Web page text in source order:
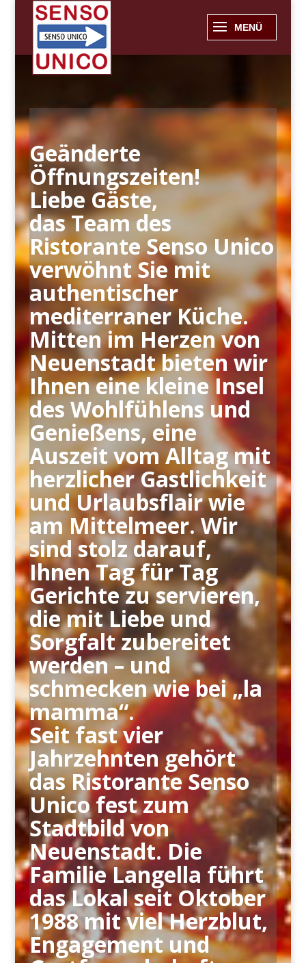
Geänderte
Öffnungszeiten!
Liebe Gäste,
das Team des
Ristorante Senso Unico
verwöhnt Sie mit
authentischer
mediterraner Küche.
Mitten im Herzen von
Neuenstadt bieten wir
Ihnen eine kleine Insel
des Wohlfühlens und
Genießens, eine
Auszeit vom Alltag mit
herzlicher Gastlichkeit
und Urlaubsflair wie
am Mittelmeer. Wir
sind stolz darauf,
Ihnen Tag für Tag
Gerichte zu servieren,
die mit Liebe und
Sorgfalt zubereitet
werden – und
schmecken wie bei „la
mamma“.
Seit fast vier
Jahrzehnten gehört
das Ristorante Senso
Unico fest zum
Stadtbild von
Neuenstadt. Die
Familie Langella führt
das Lokal seit Oktober
1988 mit viel Herzblut,
Engagement und